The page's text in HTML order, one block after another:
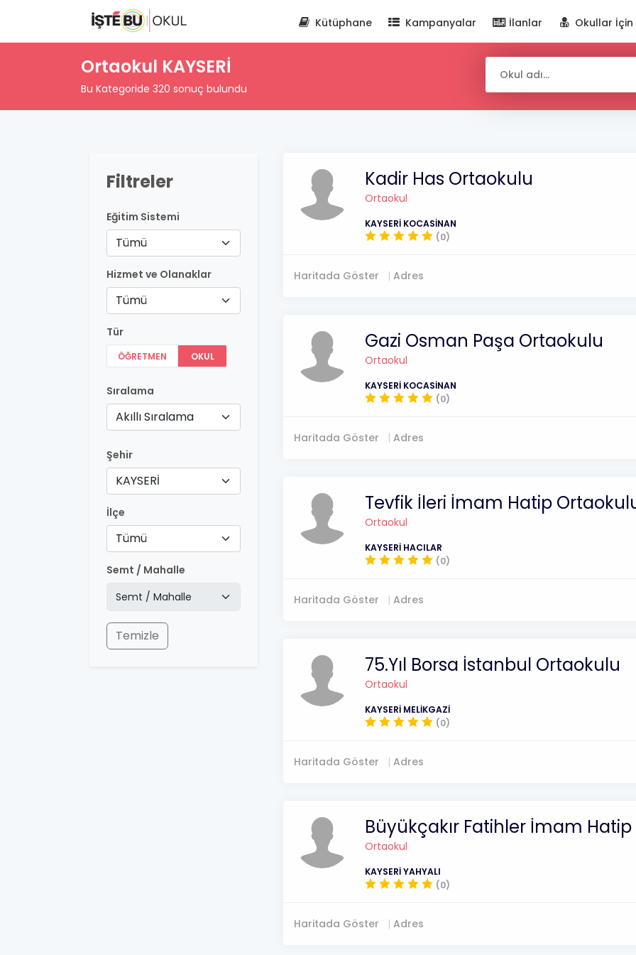
Kütüphane Kampanyalar İlanlar Okullar İçin
Ortaokul KAYSERİ
Bu Kategoride 320 sonuç bulundu
Filtreler
Eğitim Sistemi
Tümü
Hizmet ve Olanaklar
Tümü
Tür
ÖĞRETMEN OKUL
Sıralama
Akıllı Sıralama
Şehir
KAYSERİ
İlçe
Tümü
Semt / Mahalle
Temizle
Kadir Has Ortaokulu
Ortaokul
KAYSERİ KOCASİNAN
(0)
Haritada Göster Adres
Gazi Osman Paşa Ortaokulu
Ortaokul
KAYSERİ KOCASİNAN
(0)
Haritada Göster Adres
Tevfik İleri İmam Hatip
Ortaokul
KAYSERİ HACILAR
(0)
Haritada Göster Adres
75.Yıl Borsa İstanbul Ortaokulu
Ortaokul
KAYSERİ MELİKGAZİ
(0)
Haritada Göster Adres
Büyükçakır Fatihler İmam
Ortaokul
KAYSERİ YAHYALI
(0)
Haritada Göster Adres